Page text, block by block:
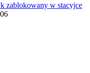
zablokowany w stacyjce